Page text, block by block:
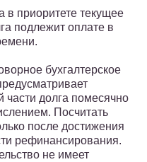
в приоритете текущее
подлежит оплате в
бухгалтерское
части долга помесячно
Посчитать
после достижения
рефинансирования.
не имеет